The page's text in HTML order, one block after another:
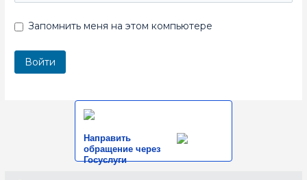
Запомнить меня на этом компьютере
Направить
обращение через
Госуслуги